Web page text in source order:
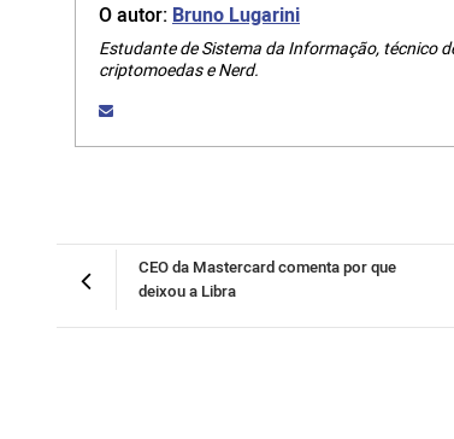
O autor:Bruno Lugarini
Estudante de Sistema da Informação, técnico
criptomoedas e Nerd.
CEO da Mastercard comenta por que
deixou a Libra